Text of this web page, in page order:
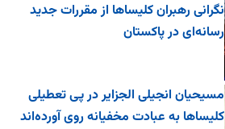
نگرانی رهبران کلیساها از مقررات جدید
رسانه‌ای در پاکستان
مسیحیان انجیلی الجزایر در پی تعطیلی
کلیساها به عبادت مخفیانه روی آورده‌اند